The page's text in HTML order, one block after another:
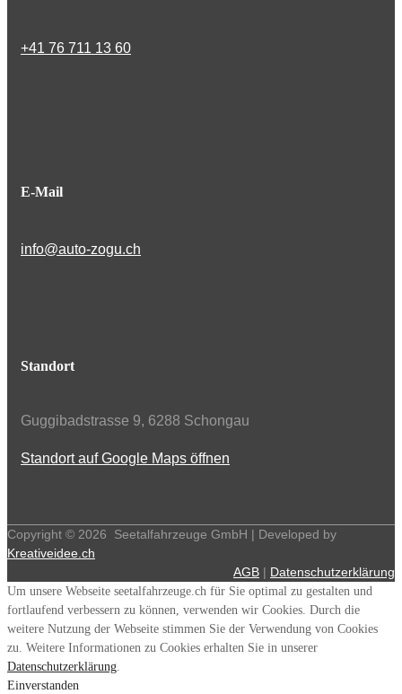
+41 76 711 13 60
E-Mail
info@auto-zogu.ch
Standort
Guggibadstrasse 9, 6288 Schongau
Standort auf Google Maps öffnen
Copyright © 2026
Seetalfahrzeuge GmbH | Developed by
Kreativeidee.ch
AGB | Datenschutzerklärung
Um unsere Webseite seetalfahrzeuge.ch für Sie optimal zu gestalten und
fortlaufend verbessern zu können, verwenden wir Cookies. Durch die
weitere Nutzung der Webseite stimmen Sie der Verwendung von Cookies
zu. Weitere Informationen zu Cookies erhalten Sie in unserer
Datenschutzerklärung.
Einverstanden